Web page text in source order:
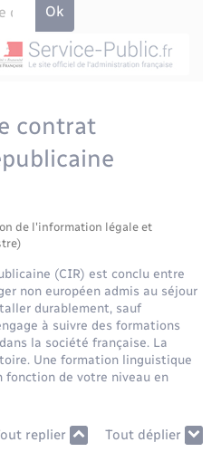
scolaire
de l’école
de l’espace
municipal
– Décès
- Emploi
COMMUNE
contrat
de l'information légale et
(CIR) est conclu entre
non européen admis au séjour
durablement, sauf
à suivre des formations
la société française. La
Une formation linguistique
fonction de votre niveau en
replier Tout déplier